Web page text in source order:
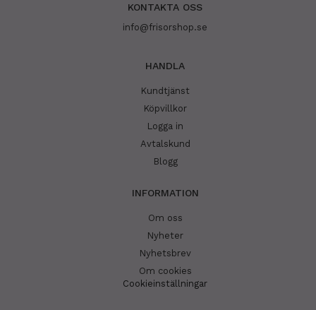
KONTAKTA OSS
info@frisorshop.se
HANDLA
Kundtjänst
Köpvillkor
Logga in
Avtalskund
Blogg
INFORMATION
Om oss
Nyheter
Nyhetsbrev
Om cookies
Cookieinställningar